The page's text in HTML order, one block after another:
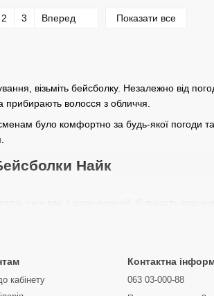
візьміть бейсболку. Незалежно від
прибирають волосся з обличчя.
було комфортно за будь-якої погоди
Найк
бейсболки можуть доповнити практично
Nike створені для того, щоб
2 3 Вперед Показати все
кабінету
Контактна
063 03-000-88